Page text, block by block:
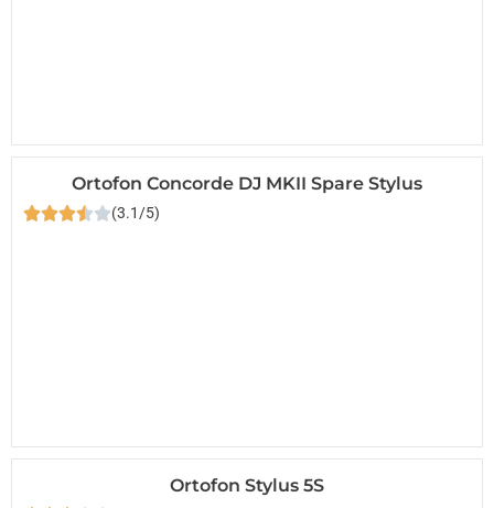
Ortofon Concorde DJ MKII Spare Stylus
(3.1/5)
Ortofon Stylus 5S